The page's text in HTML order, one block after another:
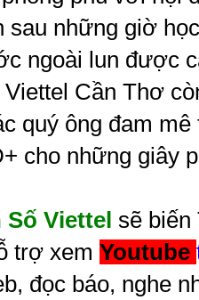
sau những giờ
ngoài lun được
Cần Thơ
quý ông đam
cho những giây
Viettel sẽ biến
trợ xem Youtube
đọc báo, nghe